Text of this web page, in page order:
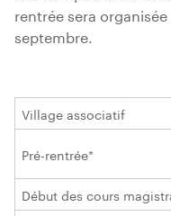
rentrée sera
septembre.
Village associatif
Pré-rentrée*
Début des cours